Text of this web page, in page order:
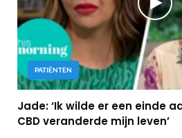
PATIËNTEN
Jade: ‘Ik wilde er een einde
CBD veranderde mijn leven’